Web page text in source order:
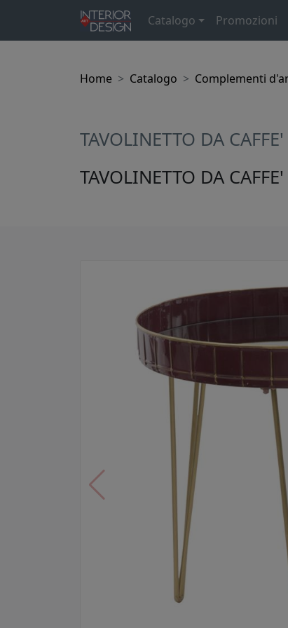
Catalogo Promozioni
Home Catalogo Complementi
TAVOLINETTO DA
TAVOLINETTO DA